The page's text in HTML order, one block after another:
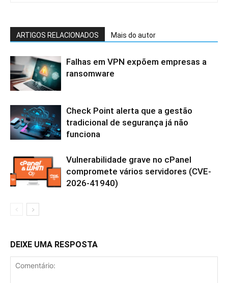
ARTIGOS RELACIONADOS Mais do autor
Falhas em VPN expõem empresas a
ransomware
Check Point alerta que a gestão
tradicional de segurança já não
funciona
Vulnerabilidade grave no cPanel
compromete vários servidores (CVE-
2026-41940)
DEIXE UMA RESPOSTA